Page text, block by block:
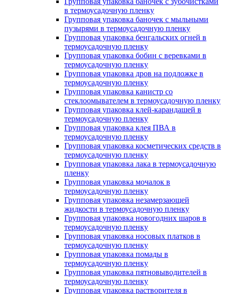
в термоусадочную пленку
Групповая упаковка баночек с мыльными
пузырями в термоусадочную пленку
Групповая упаковка бенгальских огней в
термоусадочную пленку
Групповая упаковка бобин с веревками в
термоусадочную пленку
Групповая упаковка дров на подложке в
термоусадочную пленку
Групповая упаковка канистр со
стеклоомывателем в термоусадочную пленку
Групповая упаковка клей-карандашей в
термоусадочную пленку
Групповая упаковка клея ПВА в
термоусадочную пленку
Групповая упаковка косметических средств в
термоусадочную пленку
Групповая упаковка лака в термоусадочную
пленку
Групповая упаковка мочалок в
термоусадочную пленку
Групповая упаковка незамерзающей
жидкости в термоусадочную пленку
Групповая упаковка новогодних шаров в
термоусадочную пленку
Групповая упаковка носовых платков в
термоусадочную пленку
Групповая упаковка помады в
термоусадочную пленку
Групповая упаковка пятновыводителей в
термоусадочную пленку
Групповая упаковка растворителя в